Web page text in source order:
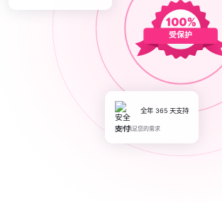
受保护
全年 365 天支持
随时满足您的需求